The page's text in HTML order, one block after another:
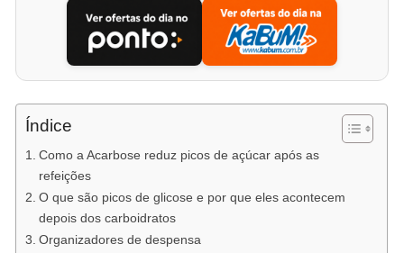
Índice
Como a Acarbose reduz picos de açúcar após as
refeições
O que são picos de glicose e por que eles acontecem
depois dos carboidratos
Organizadores de despensa